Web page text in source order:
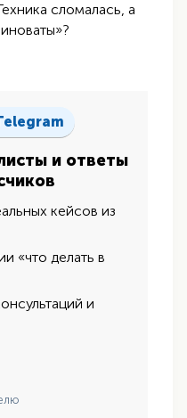
сломалась, а
и ответы
кейсов из
«что делать в
и